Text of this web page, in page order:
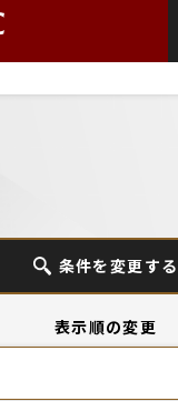
条件を変更する
表示順の変更